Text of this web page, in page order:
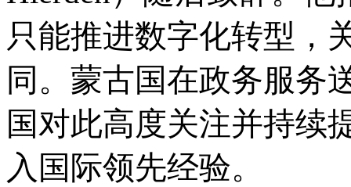
只能推进数字化转型，
同。蒙古国在政务服务
国对此高度关注并持续
入国际领先经验。